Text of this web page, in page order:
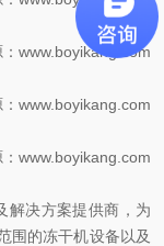
解决方案提供商，为
围的冻干机设备以及